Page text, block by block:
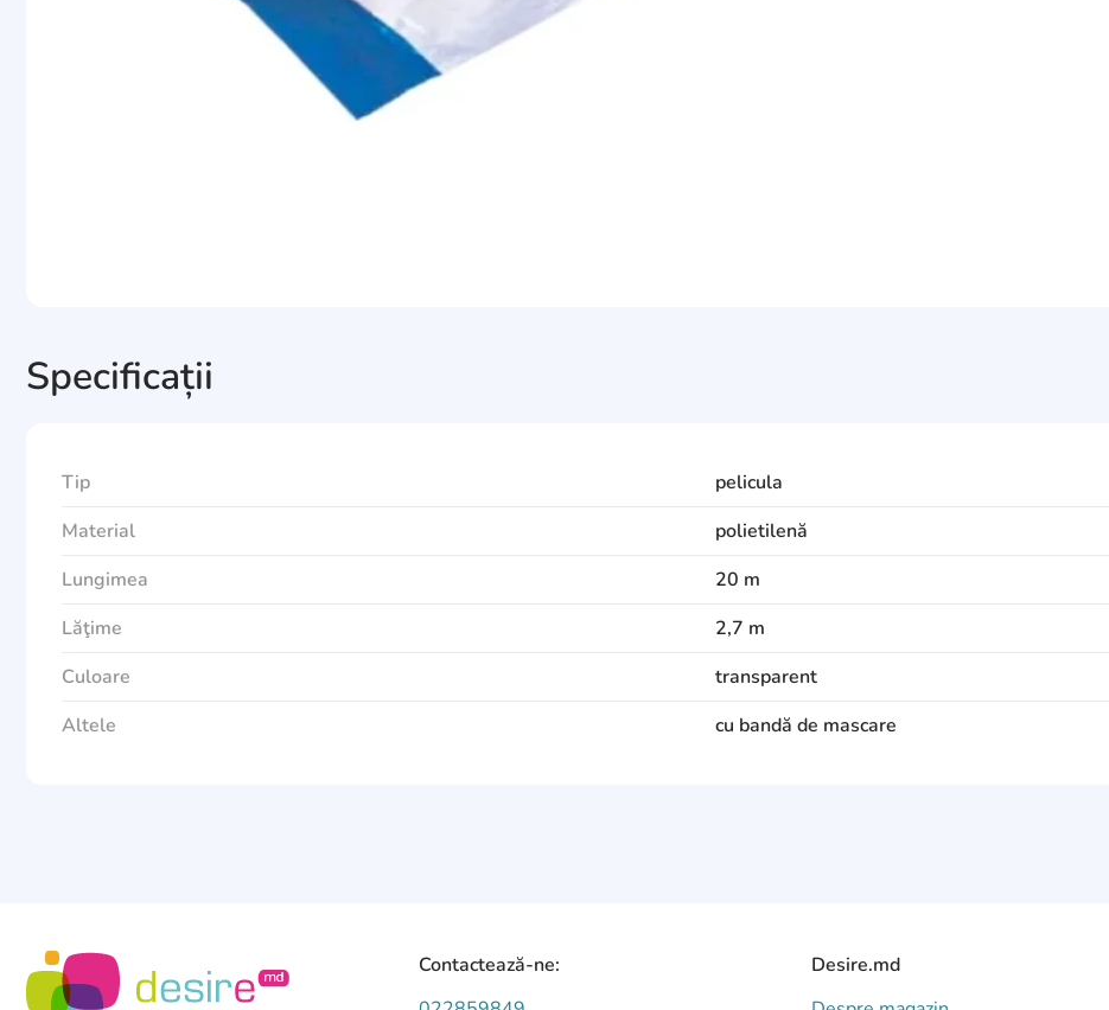
Specificații
Tip
pelicula
Material
polietilenă
Lungimea
20 m
Lăţime
2,7 m
Culoare
transparent
Altele
cu bandă de mascare
Contactează-ne:
Desire.md